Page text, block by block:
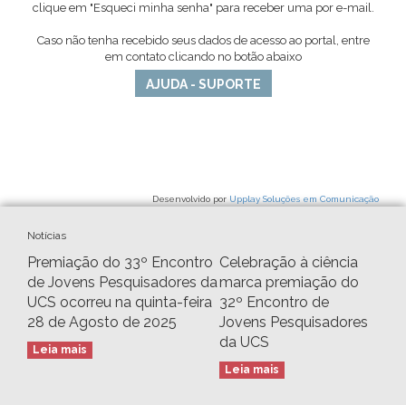
clique em "Esqueci minha senha" para receber uma por e-mail.
Caso não tenha recebido seus dados de acesso ao portal, entre
em contato clicando no botão abaixo
AJUDA - SUPORTE
Desenvolvido por Upplay Soluções em Comunicação
Notícias
Premiação do 33º Encontro
de Jovens Pesquisadores da
UCS ocorreu na quinta-feira
28 de Agosto de 2025
Leia mais
Celebração à ciência
marca premiação do
32º Encontro de
Jovens Pesquisadores
da UCS
Leia mais